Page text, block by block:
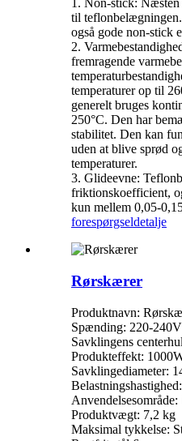
1. Non-stick:
til
også gode non-stick
2.
fremragende
temperaturer op til
generelt bruges
250°C. Den har
stabilitet. Den kan
uden at blive sprød
temperaturer.
3. Glideevne:
friktionskoefficient,
kun mellem 0,05-
forespørgseldetalje
Rørskærer
Produktnavn:
Spænding: 220-
Savklingens
Produkteffekt:
Savklingediameter:
Produktvægt: 7,2 kg
Maksimal tykkelse: